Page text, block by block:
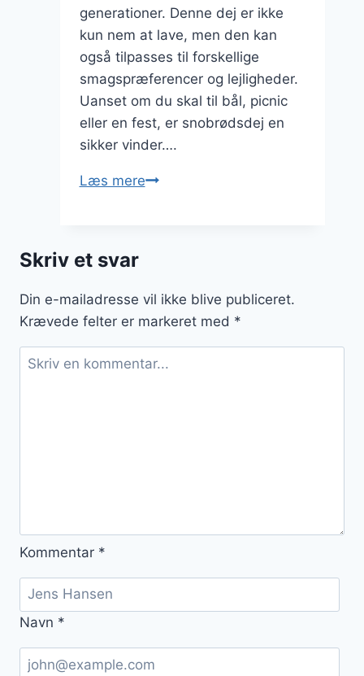
generationer. Denne dej er ikke
kun nem at lave, men den kan
også tilpasses til forskellige
smagspræferencer og lejligheder.
Uanset om du skal til bål, picnic
eller en fest, er snobrødsdej en
sikker vinder….
Læs mereSnobrødsdej
Skriv et svar
Din e-mailadresse vil ikke blive publiceret.
Krævede felter er markeret med *
Kommentar *
Navn *